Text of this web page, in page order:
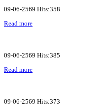
09-06-2569 Hits:358
Read more
09-06-2569 Hits:385
Read more
09-06-2569 Hits:373